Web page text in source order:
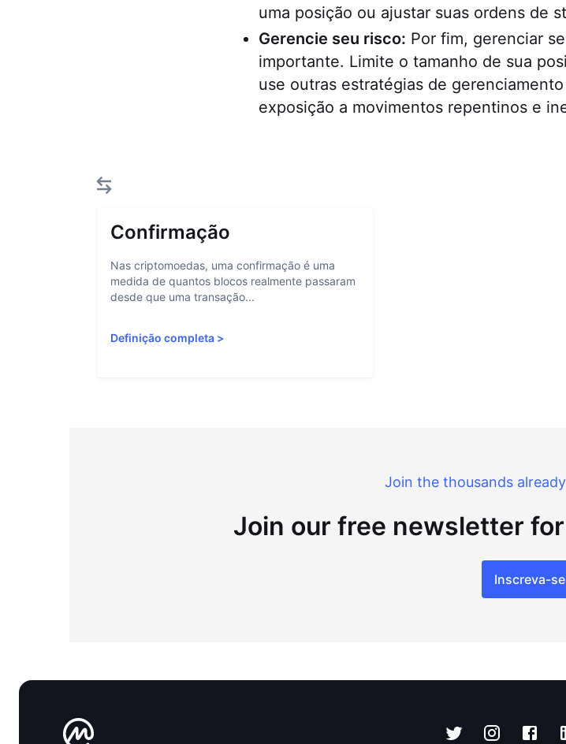
uma posição ou ajustar suas ordens de
Gerencie seu risco: Por fim, gerenciar
importante. Limite o tamanho de sua
use outras estratégias de
exposição a movimentos repentinos e
Confirmação
Nas criptomoedas, uma confirmação é uma
medida de quantos blocos realmente passaram
desde que uma transação...
Definição completa >
Join the thousands
Join our free newsletter
Inscreva-se